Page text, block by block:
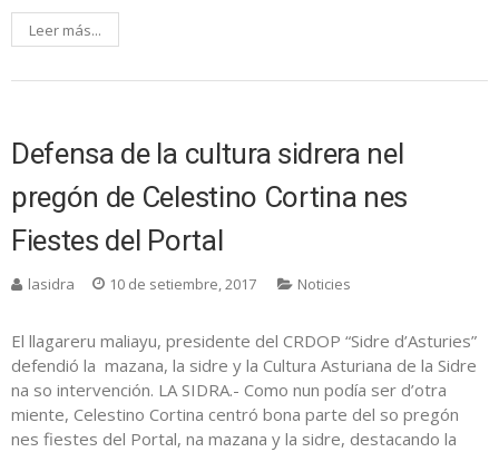
Leer más...
Defensa de la cultura sidrera nel
pregón de Celestino Cortina nes
Fiestes del Portal
lasidra 10 de setiembre, 2017 Noticies
El llagareru maliayu, presidente del CRDOP “Sidre d’Asturies”
defendió la mazana, la sidre y la Cultura Asturiana de la Sidre
na so intervención. LA SIDRA.- Como nun podía ser d’otra
miente, Celestino Cortina centró bona parte del so pregón
nes fiestes del Portal, na mazana y la sidre, destacando la